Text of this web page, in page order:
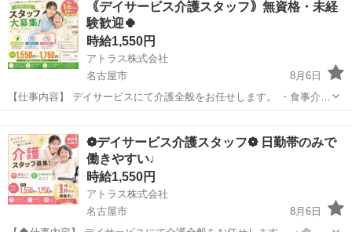
を磨けるでステップアップフィールドが充実！ 3）他社講座も受講
OK！ 《入社後サポ...
｟デイサービス介護スタッフ｠無資格・未経
験歓迎🍀
時給1,550円
アトラス株式会社
名古屋市
8月6日
【仕事内容】 デイサービスにて介護全般をお任せします。 ・食事介
助、入浴介助、排泄介助 ・レクリエーション ・見守り ・送迎 など
デイなので身体介助は少なめ♪ コミュニケーションが取れる利用者さ
んも多...
❁デイサービス介護スタッフ❁ 日勤帯のみで
働きやすい♩
時給1,550円
アトラス株式会社
名古屋市
8月6日